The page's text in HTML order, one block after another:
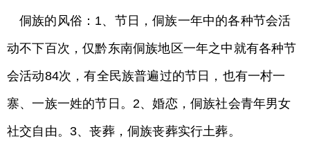
侗族的风俗：1、节日，侗族一年中的各种节会活
动不下百次，仅黔东南侗族地区一年之中就有各种节
会活动84次，有全民族普遍过的节日，也有一村一
寨、一族一姓的节日。2、婚恋，侗族社会青年男女
社交自由。3、丧葬，侗族丧葬实行土葬。